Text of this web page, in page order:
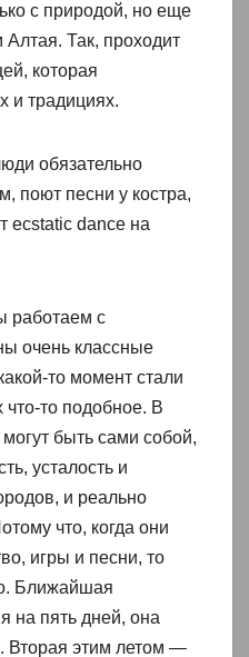
с природой, но еще
Алтая. Так, проходит
которая
и традициях.
обязательно
поют песни у костра,
ecstatic dance на
работаем с
очень классные
то момент стали
что-то подобное. В
быть сами собой,
усталость и
и реально
что, когда они
игры и песни, то
Ближайшая
на пять дней, она
Вторая этим летом —